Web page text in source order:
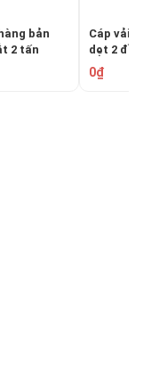
bản
2 tấn
Quốc
Cáp vải
dẹt 2
0₫